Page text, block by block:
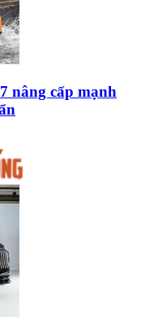
nâng cấp mạnh